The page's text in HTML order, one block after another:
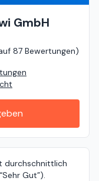
GmbH
87 Bewertungen)
durchschnittlich
Gut”).